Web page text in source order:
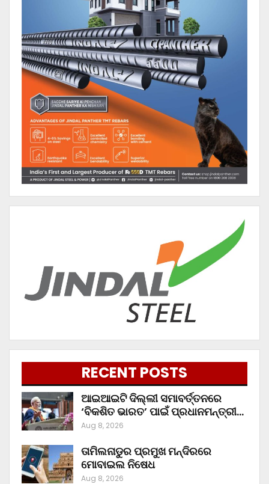
RECENT POSTS
ଆଇଆଇଟି ଦିଲ୍ଲୀ ସମାବର୍ତ୍ତନରେ
‘ବିକଶିତ ଭାରତ’ ପାଇଁ ପ୍ରଧାନମନ୍ତ୍ରୀ…
Aug 8, 2026
ତାମିଲନାଡୁର ପ୍ରମୁଖ ମନ୍ଦିରରେ
ମୋବାଇଲ ନିଷେଧ
Aug 8, 2026